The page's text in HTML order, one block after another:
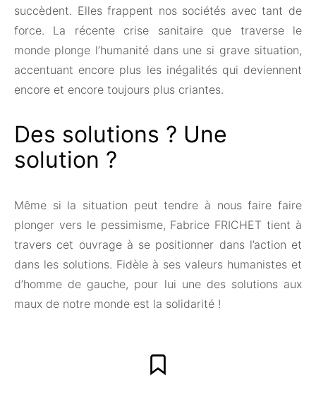
succèdent. Elles frappent nos sociétés avec tant de
force. La récente crise sanitaire que traverse le
monde plonge l’humanité dans une si grave situation,
accentuant encore plus les inégalités qui deviennent
encore et encore toujours plus criantes.
Des solutions ? Une
solution ?
Même si la situation peut tendre à nous faire faire
plonger vers le pessimisme, Fabrice FRICHET tient à
travers cet ouvrage à se positionner dans l’action et
dans les solutions. Fidèle à ses valeurs humanistes et
d’homme de gauche, pour lui une des solutions aux
maux de notre monde est la solidarité !